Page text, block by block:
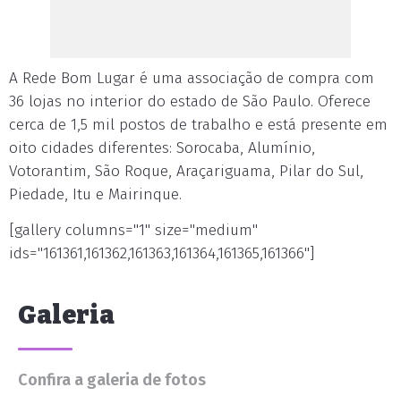
A Rede Bom Lugar é uma associação de compra com
36 lojas no interior do estado de São Paulo. Oferece
cerca de 1,5 mil postos de trabalho e está presente em
oito cidades diferentes: Sorocaba, Alumínio,
Votorantim, São Roque, Araçariguama, Pilar do Sul,
Piedade, Itu e Mairinque.
[gallery columns="1" size="medium"
ids="161361,161362,161363,161364,161365,161366"]
Galeria
Confira a galeria de fotos